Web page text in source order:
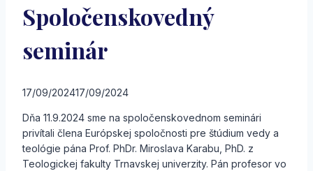
Spoločenskovedný
seminár
17/09/202417/09/2024
Dňa 11.9.2024 sme na spoločenskovednom seminári
privítali člena Európskej spoločnosti pre štúdium vedy a
teológie pána Prof. PhDr. Miroslava Karabu, PhD. z
Teologickej fakulty Trnavskej univerzity. Pán profesor vo